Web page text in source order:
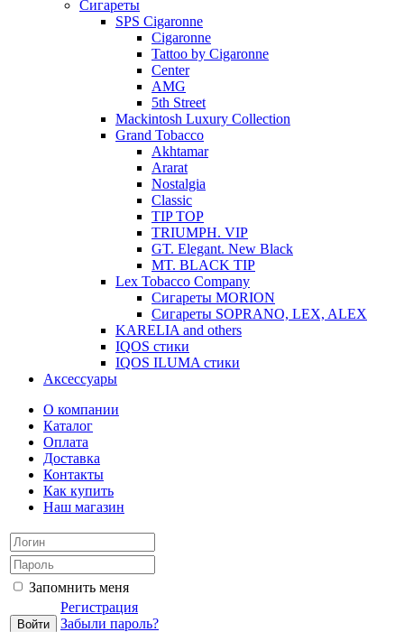
Cигареты
SPS Cigaronne
Сigaronne
Tattoo by Cigaronne
Center
AMG
5th Street
Mackintosh Luxury Collection
Grand Tobacco
Akhtamar
Ararat
Nostalgia
Classic
TIP TOP
TRIUMPH. VIP
GT. Elegant. New Black
MT. BLACK TIP
Lex Tobacco Company
Сигареты MORION
Сигареты SOPRANO, LEX, ALEX
KARELIA and others
IQOS стики
IQOS ILUMA стики
Аксессуары
О компании
Каталог
Оплата
Доставка
Контакты
Как купить
Наш магазин
Запомнить меня
Регистрация
Забыли пароль?